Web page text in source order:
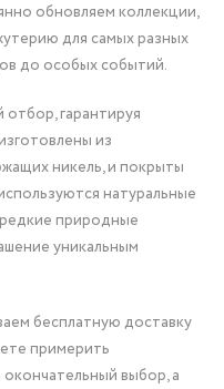
обновляем коллекции,
для самых разных
до особых событий.
гарантируя
из
никель, и покрыты
натуральные
природные
уникальным
бесплатную доставку
примерить
выбор, а